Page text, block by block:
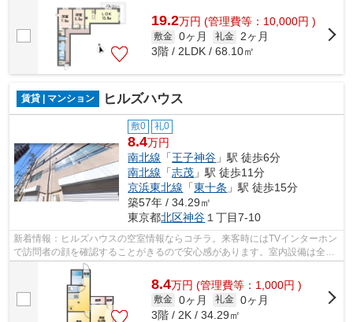
19.2万円 (管理費等：10,000円 )
敷金 0ヶ月 礼金
2ヶ月
3階 / 2LDK / 68.10㎡
賃貸 | マンション ヒルズハウス
敷0 礼0
8.4万円
南北線 「王子神谷 」駅 徒歩6分
南北線 「志茂 」駅 徒歩11分
京浜東北線 「東十条 」駅 徒歩15分
築57年 / 34.29㎡
東京都北区神谷１丁目7-10
新着情報：ヒルズハウスの空室情報ならコチラ。来客時にはTVインターホン
で訪問者の顔を確認することがきるので安心感があります。室内設備は全居
室フローリング・バストイレ別など大...
8.4万円 (管理費等：1,000円 )
敷金 0ヶ月 礼金 0ヶ月
3階 / 2K / 34.29㎡